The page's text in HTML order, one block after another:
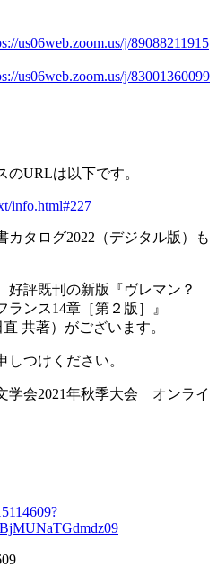
us06web.zoom.us/j/89088211915
us06web.zoom.us/j/83001360099
のURLは以下です。
info.html#227
カタログ2022 （デジタル版）も
好評既刊の新版『ヴレマン？
ランス14章［第２版］』
直 共著）がございます。
つけください。
学会2021年秋季大会 オンライ